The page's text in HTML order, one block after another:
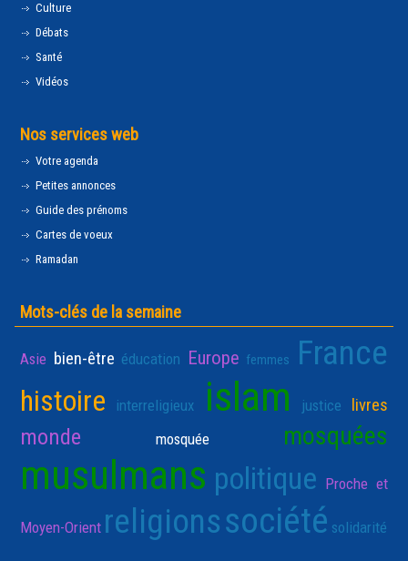
Culture
Débats
Santé
Vidéos
Nos services web
Votre agenda
Petites annonces
Guide des prénoms
Cartes de voeux
Ramadan
Mots-clés de la semaine
Asie bien-être éducation Europe femmes France
histoire interreligieux islam justice livres
monde mosquée mosquées
musulmans politique Proche et
Moyen-Orient religionssociété solidarité